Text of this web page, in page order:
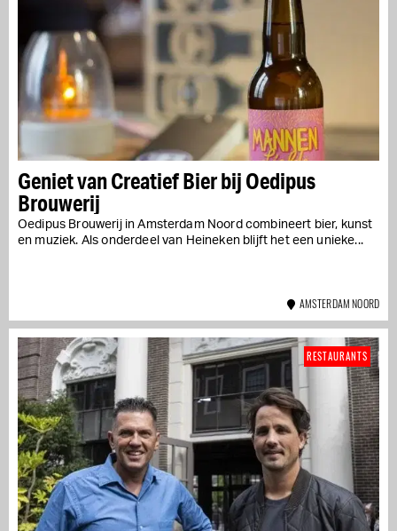
Geniet van Creatief Bier bij Oedipus
Brouwerij
Oedipus Brouwerij in Amsterdam Noord combineert bier, kunst
en muziek. Als onderdeel van Heineken blijft het een unieke...
AMSTERDAM NOORD
RESTAURANTS